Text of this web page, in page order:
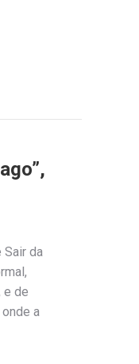
Sair da
e de
a